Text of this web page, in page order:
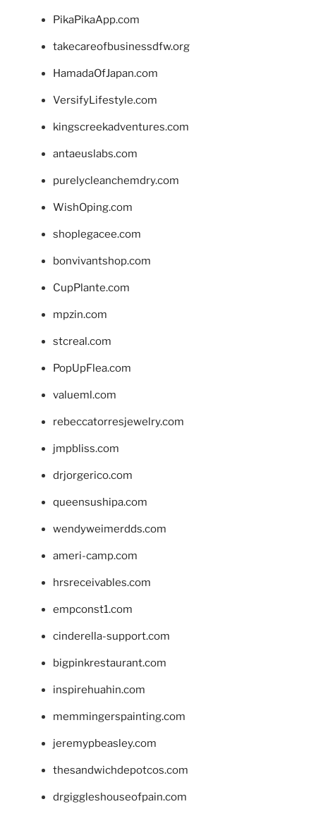
PikaPikaApp.com
takecareofbusinessdfw.org
HamadaOfJapan.com
VersifyLifestyle.com
kingscreekadventures.com
antaeuslabs.com
purelycleanchemdry.com
WishOping.com
shoplegacee.com
bonvivantshop.com
CupPlante.com
mpzin.com
stcreal.com
PopUpFlea.com
valueml.com
rebeccatorresjewelry.com
jmpbliss.com
drjorgerico.com
queensushipa.com
wendyweimerdds.com
ameri-camp.com
hrsreceivables.com
empconst1.com
cinderella-support.com
bigpinkrestaurant.com
inspirehuahin.com
memmingerspainting.com
jeremypbeasley.com
thesandwichdepotcos.com
drgiggleshouseofpain.com